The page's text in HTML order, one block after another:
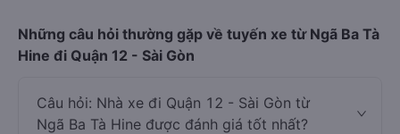
Những câu hỏi thường gặp về tuyến xe từ Ngã Ba Tà
Hine đi Quận 12 - Sài Gòn
Câu hỏi: Nhà xe đi Quận 12 - Sài Gòn từ
Ngã Ba Tà Hine được đánh giá tốt nhất?